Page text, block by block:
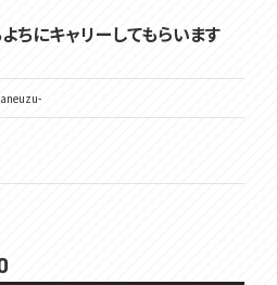
よちにキャリーしてもらいます